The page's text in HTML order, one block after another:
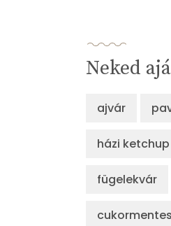
Neked
ajvár
házi ketchup
fügelekvár